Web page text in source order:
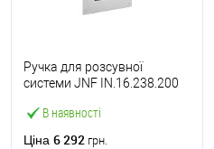
В наявності
Ручка для розсувної
системи JNF IN.16.238.200
Ціна 6 292 грн.